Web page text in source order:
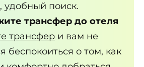
удобный поиск.
трансфер до отеля
трансфер и вам не
беспокоиться о том, как